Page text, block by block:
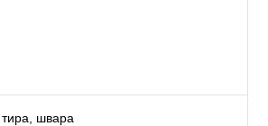
тира, швара